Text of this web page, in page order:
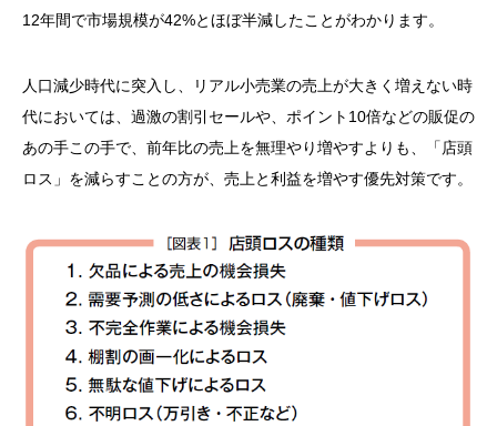
12年間で市場規模が42%とほぼ半減したことがわかります。
人口減少時代に突入し、リアル小売業の売上が大きく増えない時
代においては、過激の割引セールや、ポイント10倍などの販促の
あの手この手で、前年比の売上を無理やり増やすよりも、「店頭
ロス」を減らすことの方が、売上と利益を増やす優先対策です。